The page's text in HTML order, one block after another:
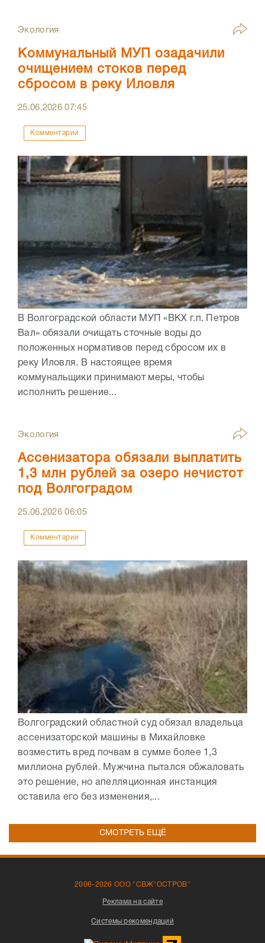
Экология
Коммунальный МУП озадачили
очищением стоков перед
сбросом в реку Иловля
25.06.202607:45
Комментарии
В Волгоградской области МУП «ВКХ г.п. Петров
Вал» обязали очищать сточные воды до
положенных нормативов перед сбросом их в
реку Иловля. В настоящее время
коммунальщики принимают меры, чтобы
исполнить решение...
Экология
Ассенизатора обязали выплатить
1,3 млн рублей за озеро нечистот
под Волгоградом
25.06.202606:05
Комментарии
Волгоградский областной суд обязал владельца
ассенизаторской машины в Михайловке
возместить вред почвам в сумме более 1,3
миллиона рублей. Мужчина пытался обжаловать
это решение, но апелляционная инстанция
оставила его без изменения,...
СМОТРЕТЬ ЕЩЁ
2006-2026 ООО "СВЖ"ОСТРОВ"
Реклама на сайте
Системы рекомендаций